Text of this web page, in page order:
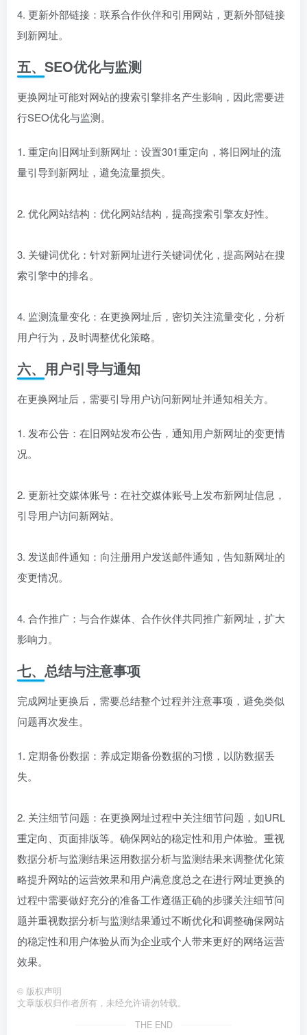
4. 更新外部链接：联系合作伙伴和引用网站，更新外部链接
到新网址。
五、SEO优化与监测
更换网址可能对网站的搜索引擎排名产生影响，因此需要进
行SEO优化与监测。
1. 重定向旧网址到新网址：设置301重定向，将旧网址的流
量引导到新网址，避免流量损失。
2. 优化网站结构：优化网站结构，提高搜索引擎友好性。
3. 关键词优化：针对新网址进行关键词优化，提高网站在搜
索引擎中的排名。
4. 监测流量变化：在更换网址后，密切关注流量变化，分析
用户行为，及时调整优化策略。
六、用户引导与通知
在更换网址后，需要引导用户访问新网址并通知相关方。
1. 发布公告：在旧网站发布公告，通知用户新网址的变更情
况。
2. 更新社交媒体账号：在社交媒体账号上发布新网址信息，
引导用户访问新网站。
3. 发送邮件通知：向注册用户发送邮件通知，告知新网址的
变更情况。
4. 合作推广：与合作媒体、合作伙伴共同推广新网址，扩大
影响力。
七、总结与注意事项
完成网址更换后，需要总结整个过程并注意事项，避免类似
问题再次发生。
1. 定期备份数据：养成定期备份数据的习惯，以防数据丢
失。
2. 关注细节问题：在更换网址过程中关注细节问题，如URL
重定向、页面排版等。确保网站的稳定性和用户体验。重视
数据分析与监测结果运用数据分析与监测结果来调整优化策
略提升网站的运营效果和用户满意度总之在进行网址更换的
过程中需要做好充分的准备工作遵循正确的步骤关注细节问
题并重视数据分析与监测结果通过不断优化和调整确保网站
的稳定性和用户体验从而为企业或个人带来更好的网络运营
效果。
© 版权声明
文章版权归作者所有，未经允许请勿转载。
THE END